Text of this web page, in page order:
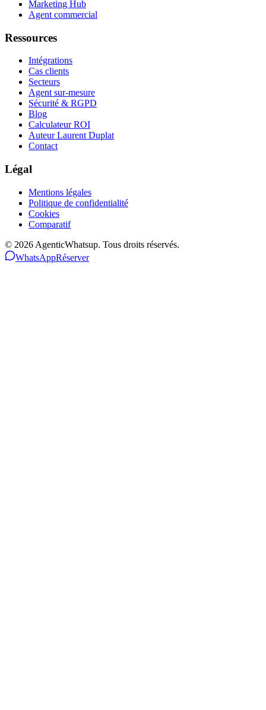
Marketing Hub
Agent commercial
Ressources
Intégrations
Cas clients
Secteurs
Agent sur-mesure
Sécurité & RGPD
Blog
Calculateur ROI
Auteur Laurent Duplat
Contact
Légal
Mentions légales
Politique de confidentialité
Cookies
Comparatif
© 2026 AgenticWhatsup. Tous droits réservés.
WhatsAppRéserver